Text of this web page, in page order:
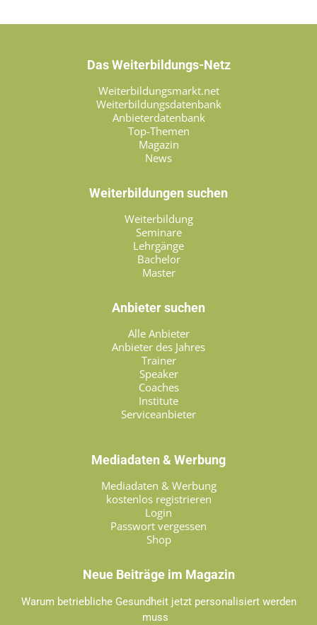
Das Weiterbildungs-Netz
Weiterbildungsmarkt.net
Weiterbildungsdatenbank
Anbieterdatenbank
Top-Themen
Magazin
News
Weiterbildungen suchen
Weiterbildung
Seminare
Lehrgänge
Bachelor
Master
Anbieter suchen
Alle Anbieter
Anbieter des Jahres
Trainer
Speaker
Coaches
Institute
Serviceanbieter
Mediadaten & Werbung
Mediadaten & Werbung
kostenlos registrieren
Login
Passwort vergessen
Shop
Neue Beiträge im Magazin
Warum betriebliche Gesundheit jetzt personalisiert werden
muss